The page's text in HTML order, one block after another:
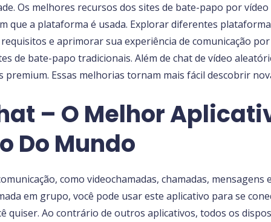
Os melhores recursos dos sites de bate-papo por
que a plataforma é usada. Explorar diferentes
e aprimorar sua experiência de comunicação
de bate-papo tradicionais. Além de chat de vídeo
premium. Essas melhorias tornam mais fácil descobrir
– O Melhor
Do Mundo
como videochamadas, chamadas,
em grupo, você pode usar este aplicativo para se
quiser. Ao contrário de outros aplicativos, todos os